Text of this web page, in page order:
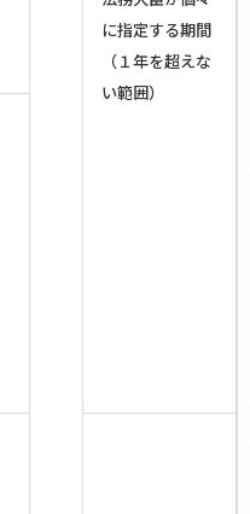
に指定する期間
（１年を超えな
い範囲）